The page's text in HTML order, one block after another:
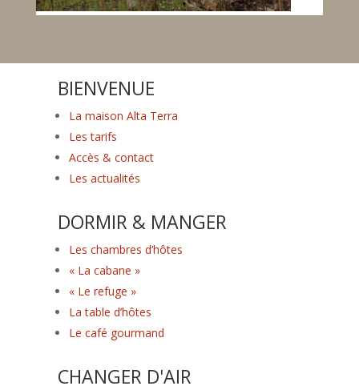
BIENVENUE
La maison Alta Terra
Les tarifs
Accès & contact
Les actualités
DORMIR & MANGER
Les chambres d’hôtes
« La cabane »
« Le refuge »
La table d’hôtes
Le café gourmand
CHANGER D'AIR